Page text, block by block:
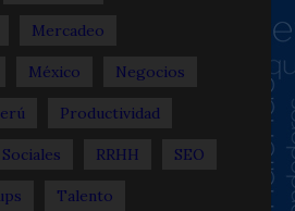
Mercadeo
México Negocios
Productividad
RRHH SEO
Talento